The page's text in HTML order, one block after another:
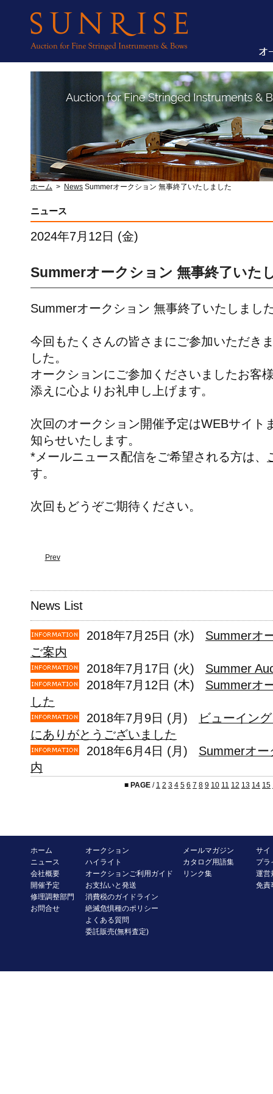
ホーム > News Summerオークション 無事終了いたしました
ニュース
2024年7月12日 (金)
Summerオークション 無事終了いた
Summerオークション 無事終了いたしまし
今回もたくさんの皆さまにご参加いただき
した。
オークションにご参加くださいましたお客
添えに心よりお礼申し上げます。
次回のオークション開催予定はWEBサイト
知らせいたします。
*メールニュース配信をご希望される方は、
す。
次回もどうぞご期待ください。
Prev
News List
2018年7月25日 (水) Summerオ
ご案内
2018年7月17日 (火) Summer
2018年7月12日 (木) Summerオ
した
2018年7月9日 (月)
ビューイン
にありがとうございました
2018年6月4日 (月) Summerオ
内
■ PAGE / 1 2 3 4 5 6 7 8 9 10 11 12 13 14 15
ホーム
ニュース
会社概要
開催予定
修理調整部門
お問合せ
オークション
ハイライト
オークションご利用ガイド
お支払いと発送
消費税のガイドライン
絶滅危惧種のポリシー
よくある質問
委託販売(無料査定)
メールマガジン
カタログ用語集
リンク集
サイ
プラ
運営
免責